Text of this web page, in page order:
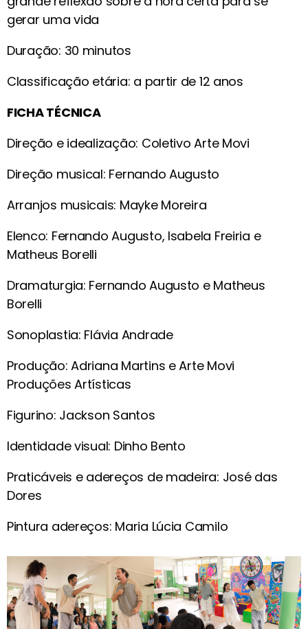
gerar uma vida
Duração: 30 minutos
Classificação etária: a partir de 12 anos
FICHA TÉCNICA
Direção e idealização: Coletivo Arte Movi
Direção musical: Fernando Augusto
Arranjos musicais: Mayke Moreira
Elenco: Fernando Augusto, Isabela Freiria e
Matheus Borelli
Dramaturgia: Fernando Augusto e Matheus
Borelli
Sonoplastia: Flávia Andrade
Produção: Adriana Martins e Arte Movi
Produções Artísticas
Figurino: Jackson Santos
Identidade visual: Dinho Bento
Praticáveis e adereços de madeira: José das
Dores
Pintura adereços: Maria Lúcia Camilo